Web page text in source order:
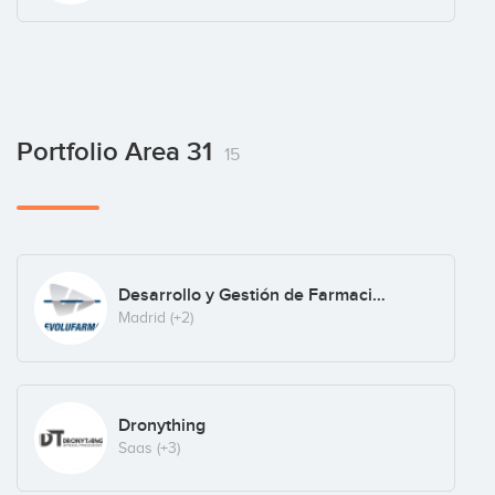
Portfolio Area 31 15
Desarrollo y Gestión de Farmacias, S.L.
Madrid (+2)
Dronything
Saas (+3)